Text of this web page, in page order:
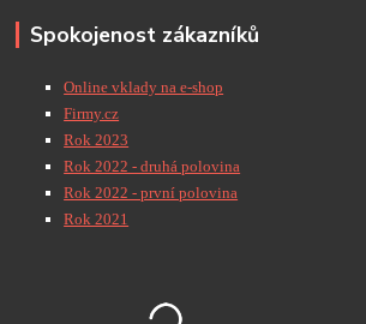
Spokojenost zákazníků
Online vklady na e-shop
Firmy.cz
Rok 2023
Rok 2022 - druhá polovina
Rok 2022 - první polovina
Rok 2021